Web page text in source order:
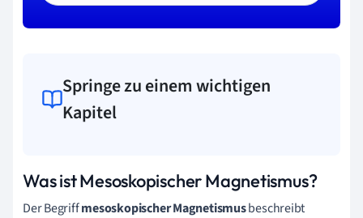
Springe zu einem wichtigen
Kapitel
Was ist Mesoskopischer Magnetismus?
Der Begriffmesoskopischer Magnetismusbeschreibt